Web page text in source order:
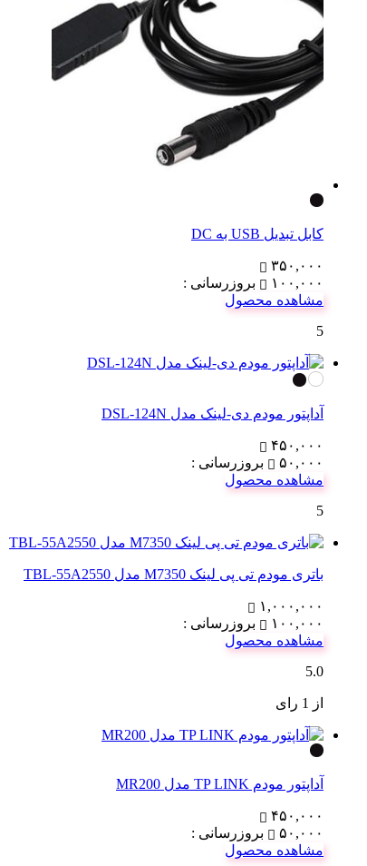
کابل تبدیل USB به DC
۳۵۰,۰۰۰
۱۰۰,۰۰۰
بروزرسانی :
مشاهده محصول
5
آداپتور مودم دی‌-لینک مدل DSL-124N
۴۵۰,۰۰۰
۵۰,۰۰۰
بروزرسانی :
مشاهده محصول
5
باتری مودم تی پی لینک M7350 مدل TBL-55A2550
۱,۰۰۰,۰۰۰
۱۰۰,۰۰۰
بروزرسانی :
مشاهده محصول
5.0
از 1 رای
آداپتور مودم TP LINK مدل MR200
۴۵۰,۰۰۰
۵۰,۰۰۰
بروزرسانی :
مشاهده محصول